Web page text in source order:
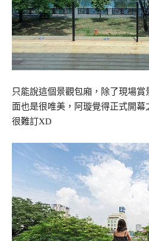
只能說這個景觀包廂，除了現場
面也是很唯美，阿璇覺得正式開
很難訂XD